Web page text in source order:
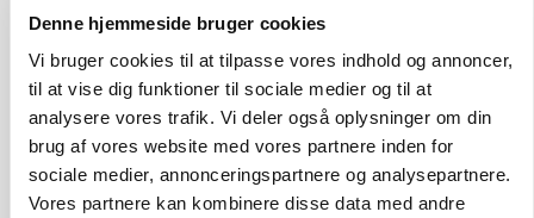
Denne hjemmeside bruger cookies
Vi bruger cookies til at tilpasse vores indhold og annoncer,
til at vise dig funktioner til sociale medier og til at
analysere vores trafik. Vi deler også oplysninger om din
brug af vores website med vores partnere inden for
sociale medier, annonceringspartnere og analysepartnere.
Vores partnere kan kombinere disse data med andre
Nye aktierekorder – og den brutale lektie fra et
24-årigt finansgeni
HØST-TOUR